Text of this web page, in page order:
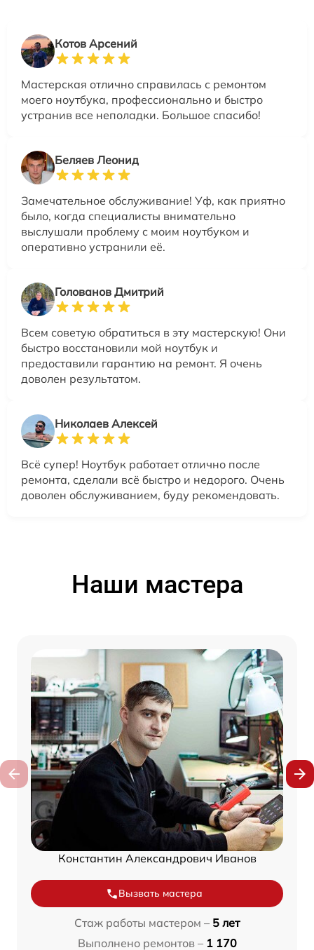
Котов Арсений
Мастерская отлично справилась с ремонтом
моего ноутбука, профессионально и быстро
устранив все неполадки. Большое спасибо!
Беляев Леонид
Замечательное обслуживание! Уф, как приятно
было, когда специалисты внимательно
выслушали проблему с моим ноутбуком и
оперативно устранили её.
Голованов Дмитрий
Всем советую обратиться в эту мастерскую! Они
быстро восстановили мой ноутбук и
предоставили гарантию на ремонт. Я очень
доволен результатом.
Николаев Алексей
Всё супер! Ноутбук работает отлично после
ремонта, сделали всё быстро и недорого. Очень
доволен обслуживанием, буду рекомендовать.
Наши мастера
Константин Александрович Иванов
Вызвать мастера
Стаж работы мастером – 5 лет
Выполнено ремонтов – 1 170